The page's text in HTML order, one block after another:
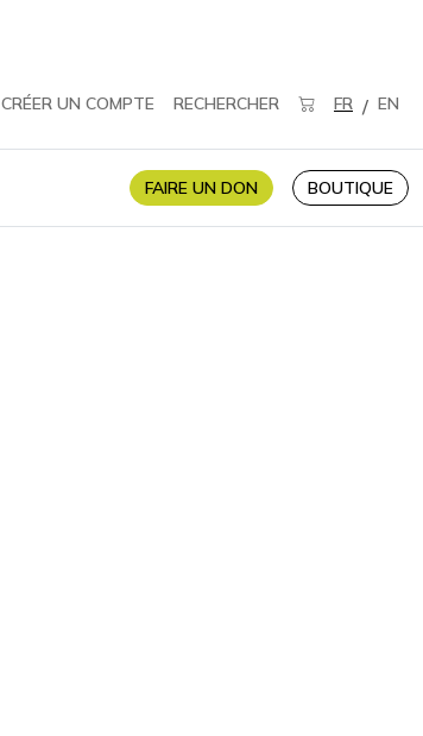
CRÉER UN COMPTE RECHERCHER FR / EN
FAIRE UN DON BOUTIQUE